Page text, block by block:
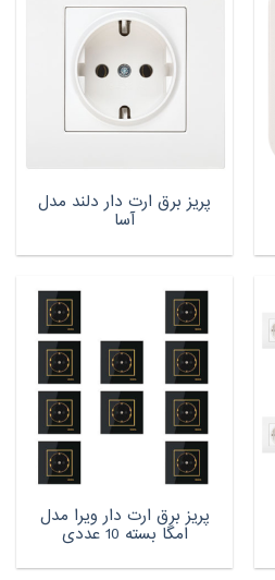
پریز برق ارت دار دلند مدل
آسا
پریز برق ارت دار ویرا مدل
امگا بسته 10 عددی